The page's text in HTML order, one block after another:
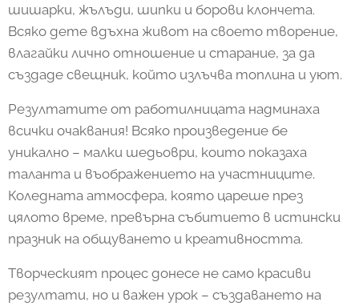
шишарки, жълъди, шипки и борови клончета.
Всяко дете вдъхна живот на своето творение,
влагайки лично отношение и старание, за да
създаде свещник, който излъчва топлина и уют.
Резултатите от работилницата надминаха
всички очаквания! Всяко произведение бе
уникално – малки шедьоври, които показаха
таланта и въображението на участниците.
Коледната атмосфера, която цареше през
цялото време, превърна събитието в истински
празник на общуването и креативността.
Творческият процес донесе не само красиви
резултати, но и важен урок – създаването на